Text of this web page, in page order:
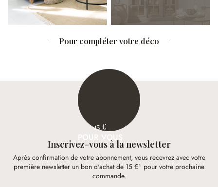
Pour compléter votre déco
15 €
POUR VOUS
Inscrivez-vous à la newsletter
Après confirmation de votre abonnement, vous recevrez avec votre
première newsletter un bon d'achat de 15 €¹ pour votre prochaine
commande.